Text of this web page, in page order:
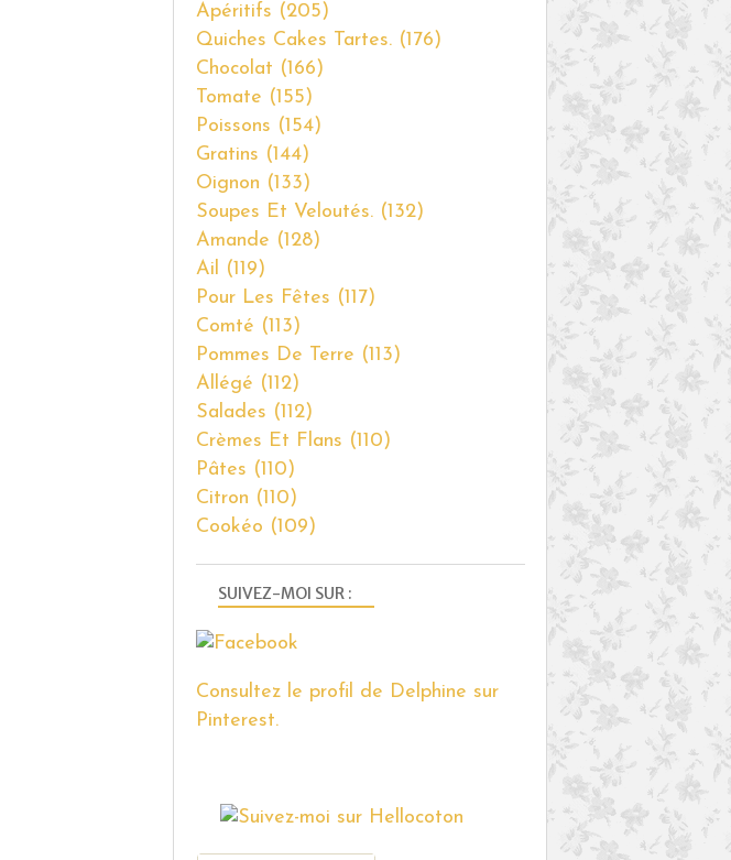
Apéritifs (205)
Quiches Cakes Tartes. (176)
Chocolat (166)
Tomate (155)
Poissons (154)
Gratins (144)
Oignon (133)
Soupes Et Veloutés. (132)
Amande (128)
Ail (119)
Pour Les Fêtes (117)
Comté (113)
Pommes De Terre (113)
Allégé (112)
Salades (112)
Crèmes Et Flans (110)
Pâtes (110)
Citron (110)
Cookéo (109)
SUIVEZ-MOI SUR :
Consultez le profil de Delphine sur
Pinterest.